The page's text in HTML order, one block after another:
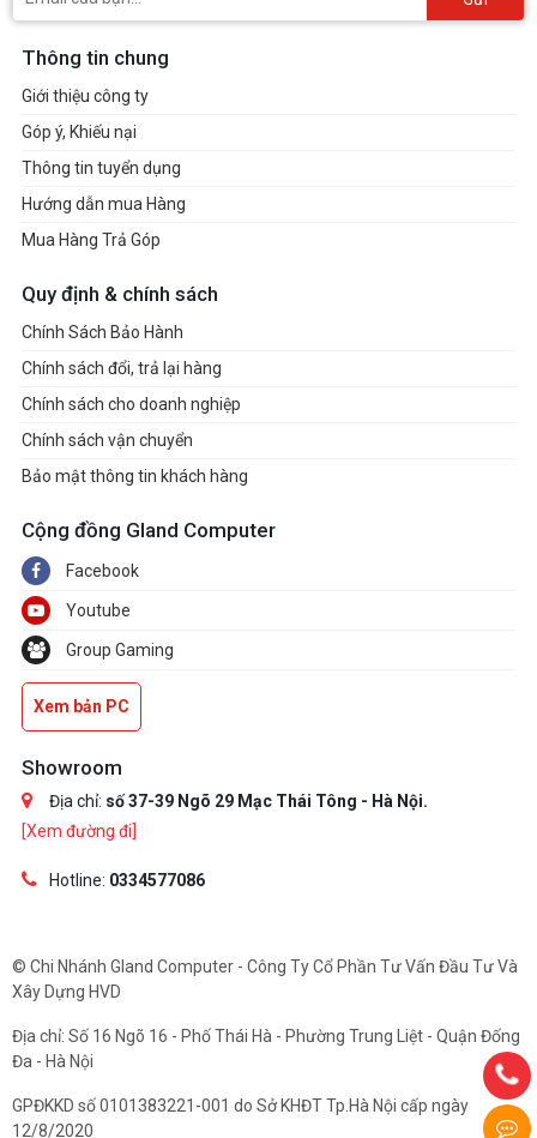
Thông tin chung
Giới thiệu công ty
Góp ý, Khiếu nại
Thông tin tuyển dụng
Hướng dẫn mua Hàng
Mua Hàng Trả Góp
Quy định & chính sách
Chính Sách Bảo Hành
Chính sách đổi, trả lại hàng
Chính sách cho doanh nghiệp
Chính sách vận chuyển
Bảo mật thông tin khách hàng
Cộng đồng Gland Computer
Facebook
Youtube
Group Gaming
Xem bản PC
Showroom
Địa chỉ: số 37-39 Ngõ 29 Mạc Thái Tông - Hà Nội.
[Xem đường đi]
Hotline: 0334577086
© Chi Nhánh Gland Computer - Công Ty Cổ Phần Tư Vấn Đầu Tư Và
Xây Dựng HVD
Địa chỉ: Số 16 Ngõ 16 - Phố Thái Hà - Phường Trung Liệt - Quận Đống
Đa - Hà Nội
GPĐKKD số 0101383221-001 do Sở KHĐT Tp.Hà Nội cấp ngày
12/8/2020